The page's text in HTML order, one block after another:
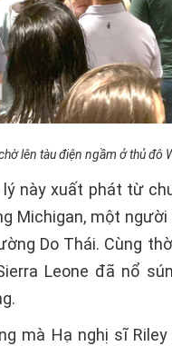
lên tàu điện ngầm ở thủ đô
này xuất phát từ
Michigan, một
Do Thái. Cùng
Leone đã nổ
mà Hạ nghị sĩ Riley